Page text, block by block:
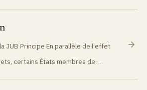
JUB Principe En parallèle de l'effet
certains États membres de…